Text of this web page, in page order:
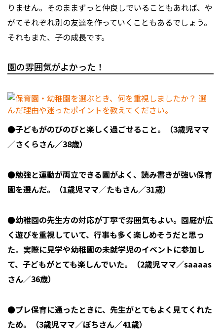
りません。そのままずっと仲良しでいることもあれば、や
がてそれぞれ別の友達を作っていくこともあるでしょう。
それもまた、子の成長です。
園の雰囲気がよかった！
●子どもがのびのびと楽しく過ごせること。（3歳児ママ
／さくらさん／38歳）
●勉強と運動が両立できる園がよく、読み書きが強い保育
園を選んだ。（1歳児ママ／たもさん／31歳）
●幼稚園の先生方の対応が丁寧で雰囲気もよい。園庭が広
く遊びを重視していて、行事も多く楽しめそうだと思っ
た。実際に見学や幼稚園の未就学児のイベントに参加し
て、子どもがとても楽しんでいた。（2歳児ママ／saaaas
さん／36歳）
●プレ保育に通ったときに、先生がとてもよく見てくれた
ため。（3歳児ママ／ぽちさん／41歳）